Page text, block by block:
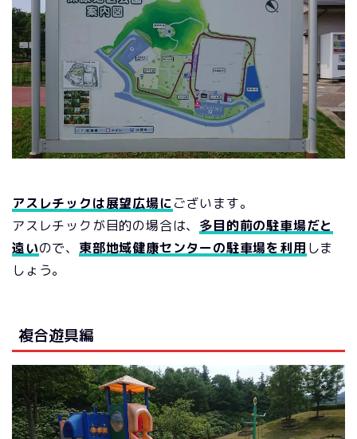
アスレチックは展望広場にございます。
アスレチックが目的の場合は、 多目的前の駐車場だと
遠いので、 東部地域健康センターの駐車場を利用 しま
しょう。
複合遊具編